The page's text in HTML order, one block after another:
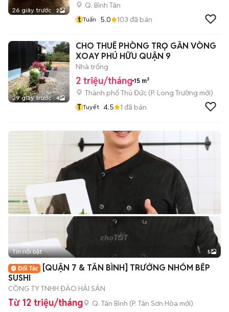
26 giây trước 2
Q. Bình Tân
t Tuấn 5.0 103 đã bán
29 giây trước 4
CHO THUÊ PHÒNG TRỌ GẦN VÒNG
XOAY PHÚ HỮU QUẬN 9
Nhà trống
2 triệu/tháng 15 m²
Thành phố Thủ Đức (P. Long Trường mới)
T Tuyết 4.5 1 đã bán
Tin nổi bật 5
[QUẬN 7 & TÂN BÌNH] TRƯỞNG NHÓM BẾP
SUSHI
CÔNG TY TNHH ĐẢO HẢI SẢN
Từ 12 triệu/tháng Q. Tân Bình (P. Tân Sơn Hòa mới)